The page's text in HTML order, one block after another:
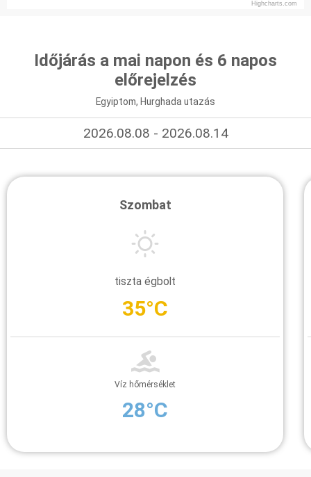
Highcharts.com
Időjárás a mai napon és 6 napos
előrejelzés
Egyiptom, Hurghada utazás
2026.08.08 - 2026.08.14
Szombat
tiszta égbolt
35°C
Víz hőmérséklet
28°C